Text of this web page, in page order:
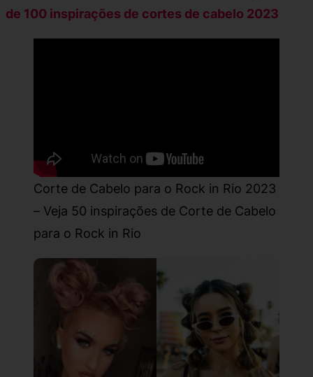
de 100 inspirações de cortes de cabelo 2023
Corte de Cabelo para o Rock in Rio 2023
– Veja 50 inspirações de Corte de Cabelo
para o Rock in Rio